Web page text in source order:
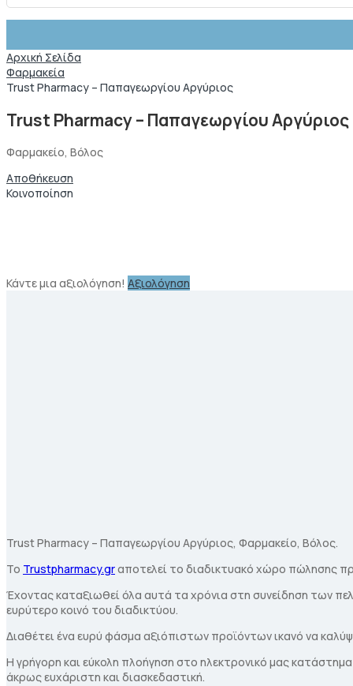
Αρχική Σελίδα
Φαρμακεία
Trust Pharmacy – Παπαγεωργίου Αργύριος
Trust Pharmacy – Παπαγεωργίου Αργύριος
Φαρμακείο, Βόλος
Αποθήκευση
Κοινοποίηση
Κάντε μια αξιολόγηση! Αξιολόγηση
Trust Pharmacy – Παπαγεωργίου Αργύριος, Φαρμακείο, Βόλος.
To Trustpharmacy.grαποτελεί το διαδικτυακό χώρο πώλησης
Έχοντας καταξιωθεί όλα αυτά τα χρόνια στη συνείδηση των
ευρύτερο κοινό του διαδικτύου.
Διαθέτει ένα ευρύ φάσμα αξιόπιστων προϊόντων ικανό να
Η γρήγορη και εύκολη πλοήγηση στο ηλεκτρονικό μας
άκρως ευχάριστη και διασκεδαστική.